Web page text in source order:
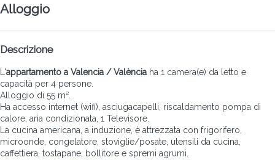
Alloggio
Descrizione
L'appartamento a Valencia / València ha 1 camera(e) da letto e
capacità per 4 persone.
Alloggio di 55 m².
Ha accesso internet (wifi), asciugacapelli, riscaldamento pompa di
calore, aria condizionata, 1 Televisore.
La cucina americana, a induzione, è attrezzata con frigorifero,
microonde, congelatore, stoviglie/posate, utensili da cucina,
caffettiera, tostapane, bollitore e spremi agrumi.